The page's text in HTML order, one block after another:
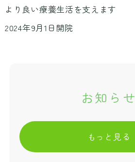
より良い療養生活を支えます
2024年9月1日開院
お知らせ
もっと見る